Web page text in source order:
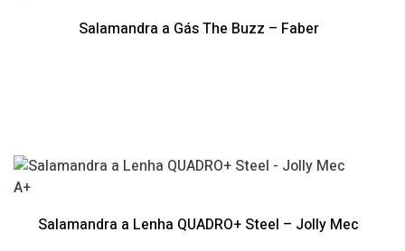
Salamandra a Gás The Buzz – Faber
A+
Salamandra a Lenha QUADRO+ Steel – Jolly Mec